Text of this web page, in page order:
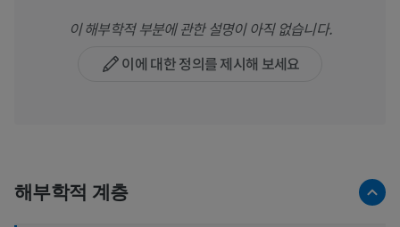
이 해부학적 부분에 관한 설명이 아직 없습니다.
이에 대한 정의를 제시해 보세요
해부학적 계층